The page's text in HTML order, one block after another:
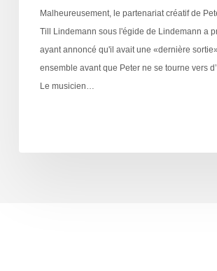
Malheureusement, le partenariat créatif de
Till Lindemann sous l'égide de Lindemann a
ayant annoncé qu'il avait une «dernière
ensemble avant que Peter ne se tourne vers
Le musicien…